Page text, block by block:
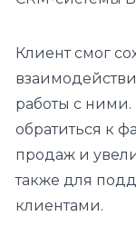
Клиент смог
работы с
обратиться к
продаж и
также для
клиентами.